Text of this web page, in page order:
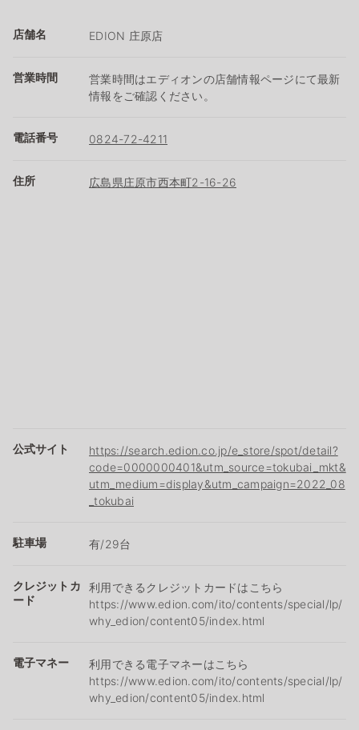
店舗名 EDION 庄原店
営業時間
営業時間はエディオンの店舗情報ページにて最新
情報をご確認ください。
電話番号 0824-72-4211
住所 広島県庄原市西本町2-16-26
公式サイト
https://search.edion.co.jp/e_store/spot/detail?
code=0000000401&utm_source=tokubai_mkt&
utm_medium=display&utm_campaign=2022_08
_tokubai
駐車場 有/29台
クレジットカ
ード
利用できるクレジットカードはこちら
https://www.edion.com/ito/contents/special/lp/
why_edion/content05/index.html
電子マネー
利用できる電子マネーはこちら
https://www.edion.com/ito/contents/special/lp/
why_edion/content05/index.html